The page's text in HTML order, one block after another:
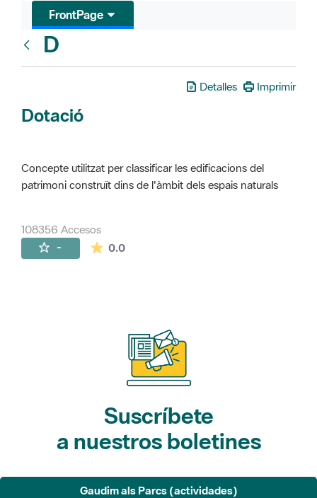
FrontPage
D
Detalles Imprimir
Dotació
Concepte utilitzat per classificar les edificacions del
patrimoni construït dins de l'àmbit dels espais naturals
108356 Accesos
- 0.0La valoración media es de 0 estrellas de
Suscríbete
a nuestros boletines
Gaudim als Parcs (actividades)